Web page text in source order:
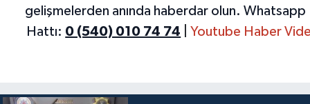
gelişmelerden anında haberdar olun. Whatsapp
Hattı: 0 (540) 010 74 74 Youtube Haber